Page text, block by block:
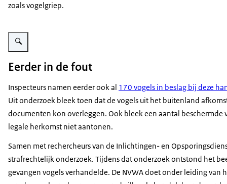
zoals vogelgriep.
Vergroot afbeelding 4 zwarte vogels in een kooi
Eerder in de fout
Inspecteurs namen eerder ook al 170 vogels in beslag bij deze
Uit onderzoek bleek toen dat de vogels uit het buitenland
documenten kon overleggen. Ook bleek een aantal
legale herkomst niet aantonen.
Samen met rechercheurs van de Inlichtingen- en
strafrechtelijk onderzoek. Tijdens dat onderzoek ontstond het
gevangen vogels verhandelde. De NVWA doet onder leiding